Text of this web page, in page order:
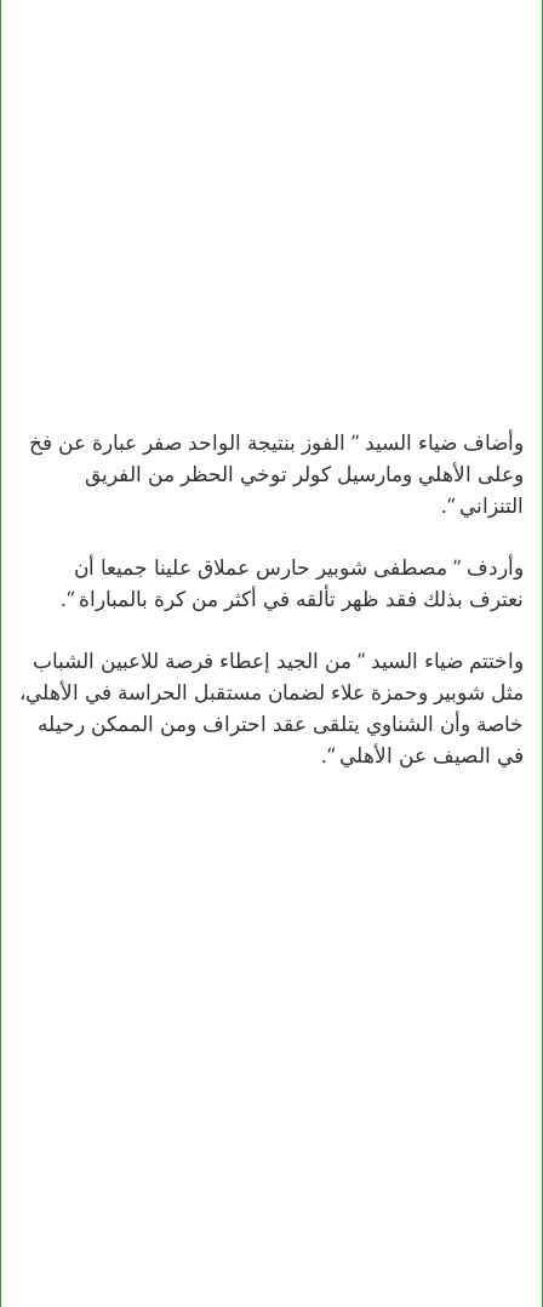
وأضاف ضياء السيد ” الفوز بنتيجة الواحد صفر عبارة عن فخ
وعلى الأهلي ومارسيل كولر توخي الحظر من الفريق
التنزاني “.
وأردف ” مصطفى شوبير حارس عملاق علينا جميعا أن
نعترف بذلك فقد ظهر تألقه في أكثر من كرة بالمباراة “.
واختتم ضياء السيد ” من الجيد إعطاء فرصة للاعبين الشباب
مثل شوبير وحمزة علاء لضمان مستقبل الحراسة في الأهلي،
خاصة وأن الشناوي يتلقى عقد احتراف ومن الممكن رحيله
في الصيف عن الأهلي “.